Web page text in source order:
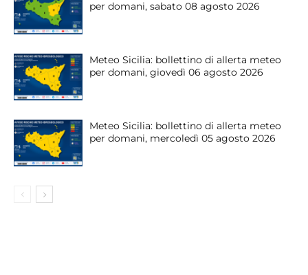
per domani, sabato 08 agosto 2026
Meteo Sicilia: bollettino di allerta meteo
per domani, giovedì 06 agosto 2026
Meteo Sicilia: bollettino di allerta meteo
per domani, mercoledì 05 agosto 2026